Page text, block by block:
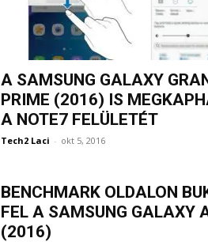
A SAMSUNG GALAXY
PRIME (2016) IS
A NOTE7 FELÜLETÉT
Tech2 Laci - okt 5, 2016
BENCHMARK OLDALON
FEL A SAMSUNG GALAXY
(2016)